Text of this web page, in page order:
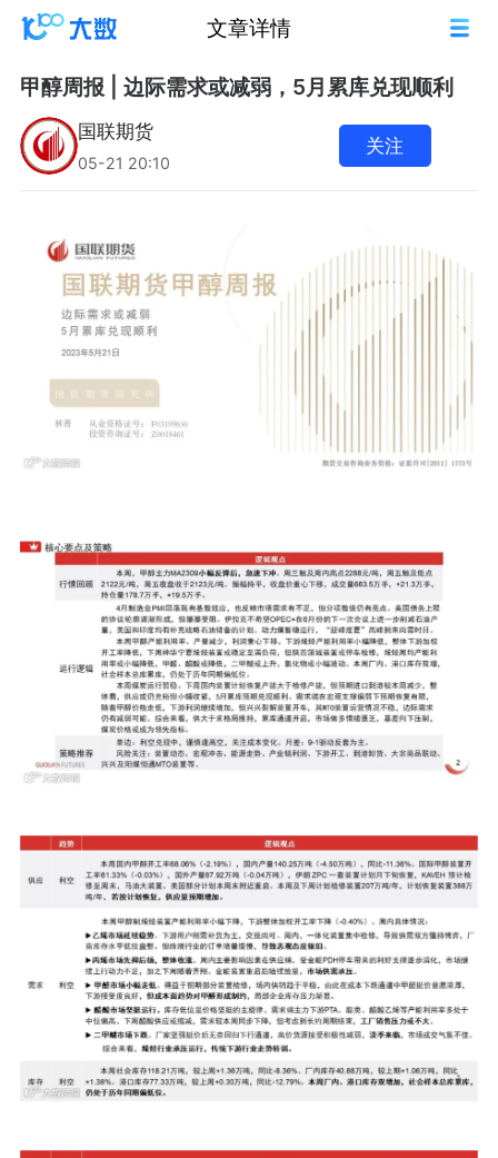
文章详情
甲醇周报 | 边际需求或减弱，5月累库兑现顺利
国联期货
05-21 20:10
关注